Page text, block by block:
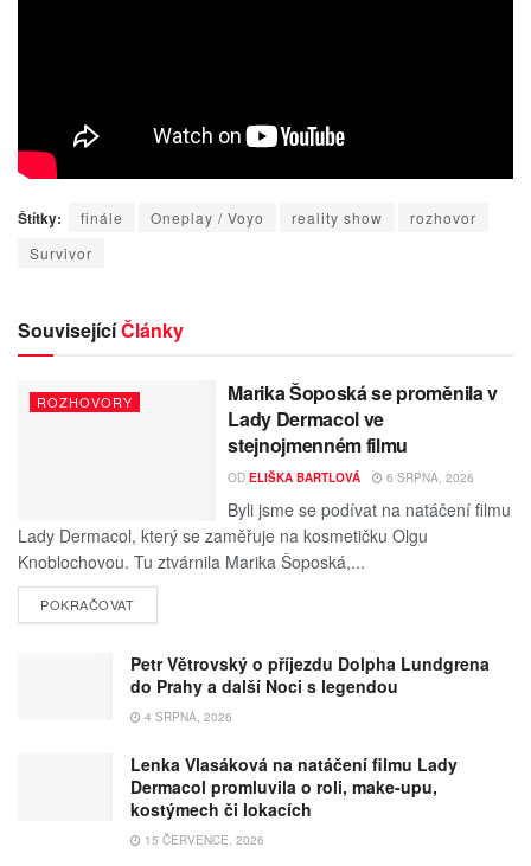
Štítky: finále Oneplay / Voyo reality show
rozhovor
Survivor
SouvisejícíČlánky
ROZHOVORY
Marika Šoposká se proměnila v
Lady Dermacol ve
stejnojmenném filmu
OD ELIŠKA BARTLOVÁ 6 SRPNA, 2026
Byli jsme se podívat na natáčení filmu
Lady Dermacol, který se zaměřuje na kosmetičku Olgu
Knoblochovou. Tu ztvárnila Marika Šoposká,...
POKRAČOVAT
Petr Větrovský o příjezdu Dolpha Lundgrena
do Prahy a další Noci s legendou
4 SRPNA, 2026
Lenka Vlasáková na natáčení filmu Lady
Dermacol promluvila o roli, make-upu,
kostýmech či lokacích
15 ČERVENCE, 2026